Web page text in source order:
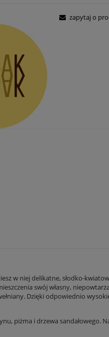
zapytaj o
w niej delikatne, słodko-
swój własny,
Dzięki odpowiednio
piżma i drzewa sandałowego.